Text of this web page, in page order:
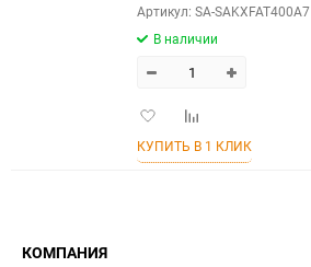
Артикул: SA-SAKXFAT400A7
В наличии
Добавить
избранное
Добавить
сравнению
КУПИТЬ В 1 КЛИК
КОМПАНИЯ